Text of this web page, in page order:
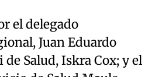
el delegado
Juan Eduardo
Salud, Iskra Cox; y el